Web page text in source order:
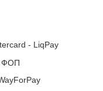
- LiqPay
ФОП